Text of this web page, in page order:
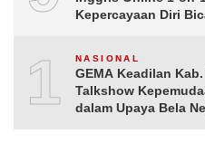
Kepercayaan Diri
10NASIONAL
GEMA Keadilan
Talkshow
dalam Upaya Bela